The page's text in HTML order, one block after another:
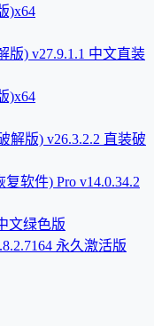
)x64
版) v27.9.1.1 中文直装
)x64
解版) v26.3.2.2 直装破
复软件) Pro v14.0.34.2
文绿色版
永久激活版